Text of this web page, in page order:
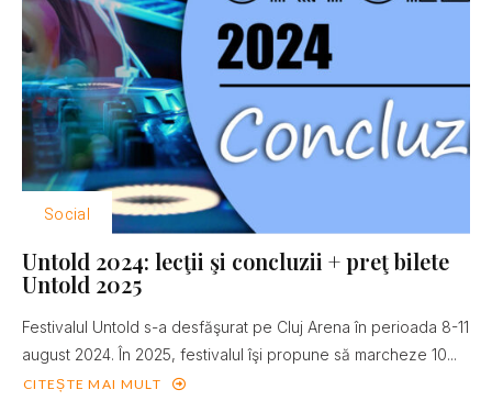
Social
Untold 2024: lecţii şi concluzii + preţ bilete
Untold 2025
Festivalul Untold s-a desfăşurat pe Cluj Arena în perioada 8-11
august 2024. În 2025, festivalul îşi propune să marcheze 10...
CITEȘTE MAI MULT